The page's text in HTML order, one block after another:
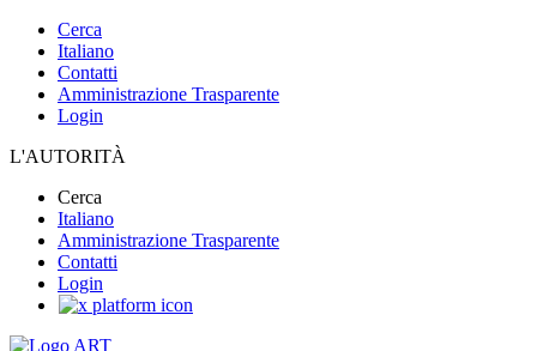
Cerca
Italiano
Contatti
Amministrazione Trasparente
Login
L'AUTORITÀ
Cerca
Italiano
Amministrazione Trasparente
Contatti
Login